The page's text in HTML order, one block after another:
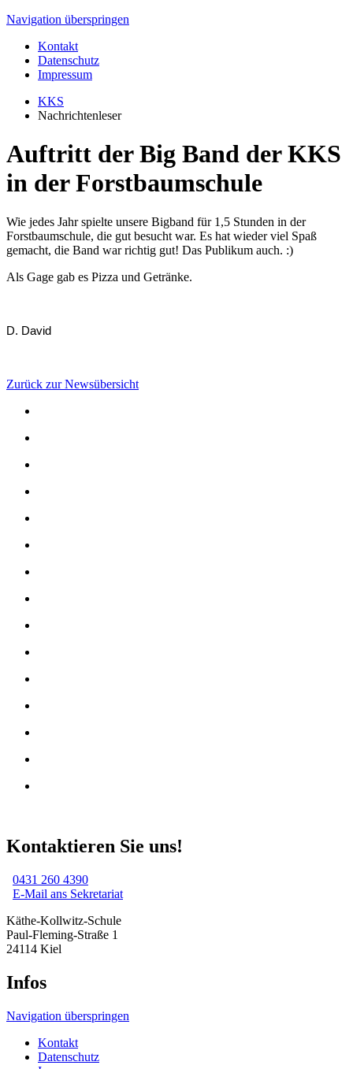
Navigation überspringen
Kontakt
Datenschutz
Impressum
KKS
Nachrichtenleser
Auftritt der Big Band der KKS
in der Forstbaumschule
Wie jedes Jahr spielte unsere Bigband für 1,5 Stunden in der
Forstbaumschule, die gut besucht war. Es hat wieder viel Spaß
gemacht, die Band war richtig gut! Das Publikum auch. :)
Als Gage gab es Pizza und Getränke.
D. David
Zurück zur Newsübersicht
Kontaktieren Sie uns!
0431 260 4390
E-Mail ans Sekretariat
Käthe-Kollwitz-Schule
Paul-Fleming-Straße 1
24114 Kiel
Infos
Navigation überspringen
Kontakt
Datenschutz